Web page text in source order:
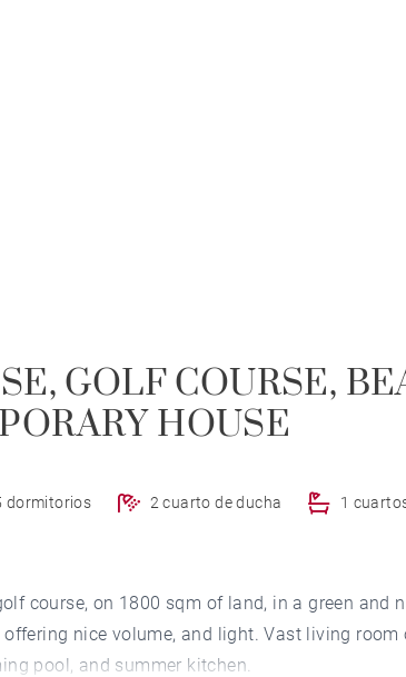
GOLF COURSE,
HOUSE
dormitorios 2 cuarto de ducha
1
course, on 1800 sqm of land, in a green and
nice volume, and light. Vast living room
pool, and summer kitchen.